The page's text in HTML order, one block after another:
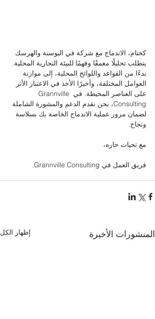
كختام، الاندماج مع شركة في البوسنة والهرسك
يتطلب تحليلًا معمقًا وفهمًا للبيئة التجارية المحلية.
بدءًا من القواعد واللوائح المحلية، إلى موازنة
العوامل المختلفة، وأخيرًا الأخذ في الاعتبار الأثر
على العناصر المحيطة. في Grannville
Consulting، نحن نقدم الدعم والمشورة الشاملة
لضمان مرور عملية الاندماج الخاصة بك بسلاسة
ونجاح.
مع تحيات حاره،
فريق العمل في Grannville Consulting.
المنشورات الأخيرة إظهار الكل